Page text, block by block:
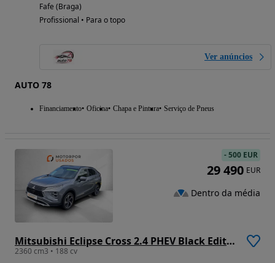
Fafe (Braga)
Profissional • Para o topo
Ver anúncios
AUTO 78
Financiamento Oficina Chapa e Pintura Serviço de Pneus
Mitsubishi Eclipse Cross 2.4 PHEV Black Edition
2360 cm3 • 188 cv
-500 EUR
29 490 EUR
Dentro da média